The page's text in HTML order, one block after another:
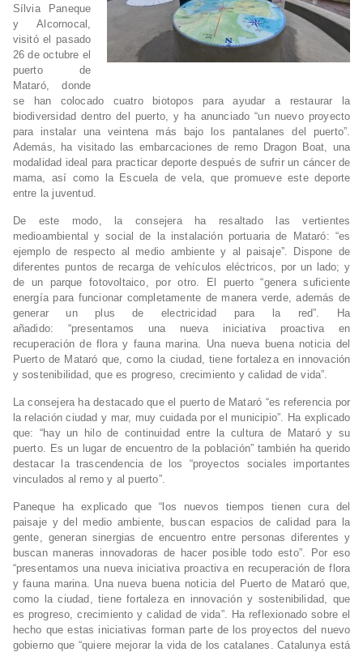
Sílvia Paneque
y Alcornocal,
visitó el pasado
26 de octubre el
puerto de
Mataró, donde
se han colocado cuatro biotopos para ayudar a restaurar la
biodiversidad dentro del puerto, y ha anunciado “un nuevo proyecto
para instalar una veintena más bajo los pantalanes del puerto”.
Además, ha visitado las embarcaciones de remo Dragon Boat, una
modalidad ideal para practicar deporte después de sufrir un cáncer de
mama, así como la Escuela de vela, que promueve este deporte
entre la juventud.
De este modo, la consejera ha resaltado las vertientes
medioambiental y social de la instalación portuaria de Mataró: “es
ejemplo de respecto al medio ambiente y al paisaje”. Dispone de
diferentes puntos de recarga de vehículos eléctricos, por un lado; y
de un parque fotovoltaico, por otro. El puerto “genera suficiente
energía para funcionar completamente de manera verde, además de
generar un plus de electricidad para la red”. Ha
añadido: “presentamos una nueva iniciativa proactiva en
recuperación de flora y fauna marina. Una nueva buena noticia del
Puerto de Mataró que, como la ciudad, tiene fortaleza en innovación
y sostenibilidad, que es progreso, crecimiento y calidad de vida”.
La consejera ha destacado que el puerto de Mataró “es referencia por
la relación ciudad y mar, muy cuidada por el municipio”. Ha explicado
que: “hay un hilo de continuidad entre la cultura de Mataró y su
puerto. Es un lugar de encuentro de la población” también ha querido
destacar la trascendencia de los “proyectos sociales importantes
vinculados al remo y al puerto”.
Paneque ha explicado que “los nuevos tiempos tienen cura del
paisaje y del medio ambiente, buscan espacios de calidad para la
gente, generan sinergias de encuentro entre personas diferentes y
buscan maneras innovadoras de hacer posible todo esto”. Por eso
“presentamos una nueva iniciativa proactiva en recuperación de flora
y fauna marina. Una nueva buena noticia del Puerto de Mataró que,
como la ciudad, tiene fortaleza en innovación y sostenibilidad, que
es progreso, crecimiento y calidad de vida”. Ha reflexionado sobre el
hecho que estas iniciativas forman parte de los proyectos del nuevo
gobierno que “quiere mejorar la vida de los catalanes. Catalunya está